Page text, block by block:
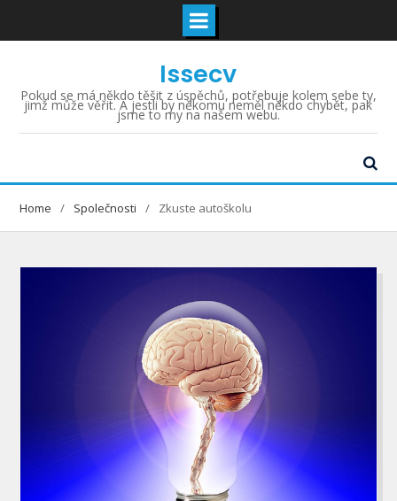
content
Issecv
Pokud se má někdo těšit z úspěchů, potřebuje kolem sebe ty,
jimž může věřit. A jestli by někomu neměl někdo chybět, pak
jsme to my na našem webu.
Home Společnosti Zkuste autoškolu